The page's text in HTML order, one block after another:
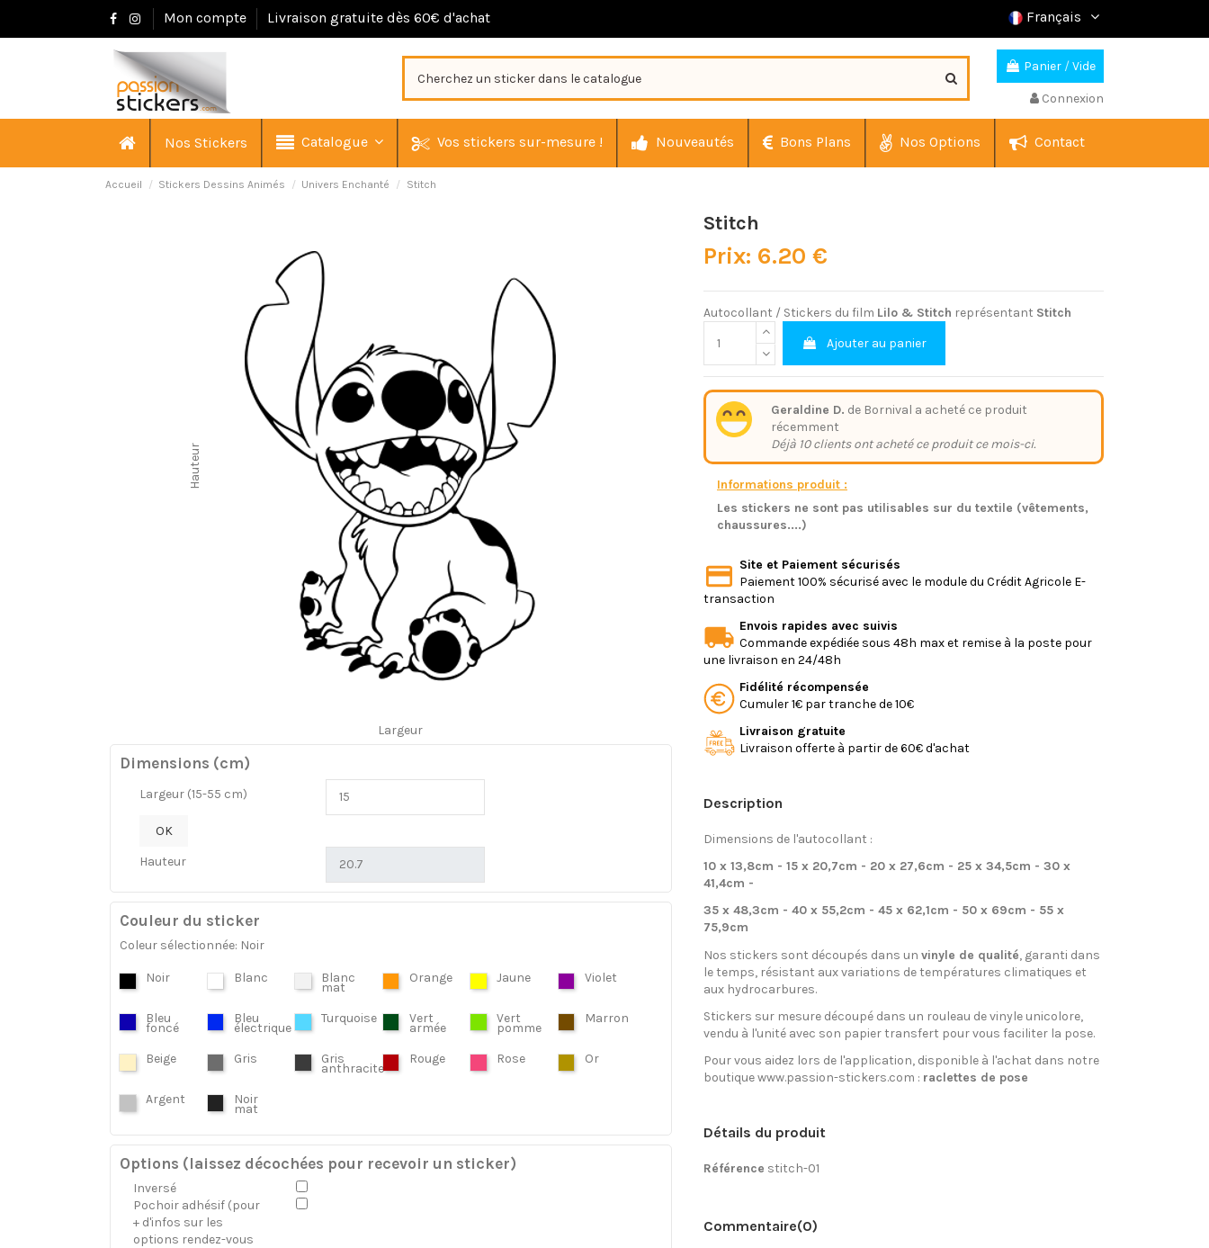
Mon compte Livraison gratuite dès 60€ d'achat Français
Panier /Vide
Connexion
Nos Stickers Catalogue Vos stickers sur-mesure ! Nouveautés Bons Plans Nos Options Contact
Accueil Stickers Dessins Animés Univers Enchanté Stitch
Hauteur
Largeur
Dimensions (cm)
Largeur (15-55 cm)
OK
Hauteur
Couleur du sticker
Coleur sélectionnée: Noir
Noir Blanc Blanc
mat
Orange Jaune Violet
Bleu
foncé
Bleu
électrique
Turquoise Vert
armée
Vert
pomme
Marron
Beige Gris Gris
anthracite
Rouge Rose Or
Argent Noir
mat
Options (laissez décochées pour recevoir un sticker)
Inversé
Pochoir adhésif (pour
+ d'infos sur les
options rendez-vous
Stitch
Prix: 6.20 €
Autocollant / Stickers du film Lilo & Stitch représentant Stitch
Ajouter au panier
Geraldine D. de Bornival a acheté ce produit
récemment
Déjà 10 clients ont acheté ce produit ce mois-ci.
Informations produit :
Les stickers ne sont pas utilisables sur du textile (vêtements,
chaussures....)
Site et Paiement sécurisés
Paiement 100% sécurisé avec le module du Crédit Agricole E-
transaction
Envois rapides avec suivis
Commande expédiée sous 48h max et remise à la poste pour
une livraison en 24/48h
Fidélité récompensée
Cumuler 1€ par tranche de 10€
Livraison gratuite
Livraison offerte à partir de 60€ d'achat
Description
Dimensions de l'autocollant :
10 x 13,8cm - 15 x 20,7cm - 20 x 27,6cm - 25 x 34,5cm - 30 x
41,4cm -
35 x 48,3cm - 40 x 55,2cm - 45 x 62,1cm - 50 x 69cm - 55 x
75,9cm
Nos stickers sont découpés dans un vinyle de qualité, garanti dans
le temps, résistant aux variations de températures climatiques et
aux hydrocarbures.
Stickers sur mesure découpé dans un rouleau de vinyle unicolore,
vendu à l'unité avec son papier transfert pour vous faciliter la pose.
Pour vous aidez lors de l'application, disponible à l'achat dans notre
boutique www.passion-stickers.com : raclettes de pose
Détails du produit
Référence stitch-01
Commentaire(0)